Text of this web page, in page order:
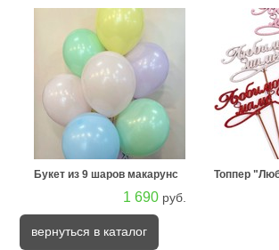
Букет из 9 шаров макарунс
1 690руб.
Топпер
вернуться в каталог